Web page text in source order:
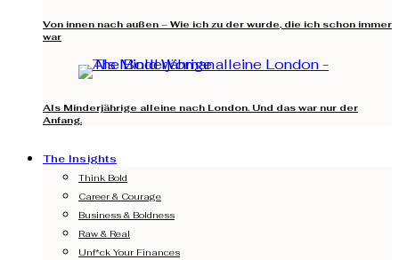
Von innen nach außen – Wie ich zu der wurde, die ich schon immer
war
Als Minderjährige alleine nach London. Und das war nur der
Anfang.
The Insights
Think Bold
Career & Courage
Business & Boldness
Raw & Real
Unf*ck Your Finances